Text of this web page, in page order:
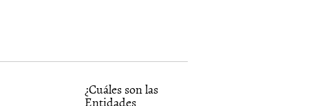
¿Cuáles son las
Entidades